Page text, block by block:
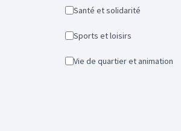
Santé et solidarité
Sports et loisirs
Vie de quartier et animation